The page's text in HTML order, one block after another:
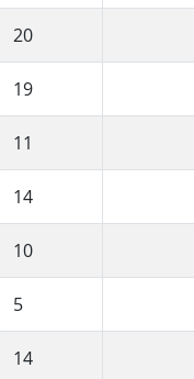
20
19
11
14
10
5
14